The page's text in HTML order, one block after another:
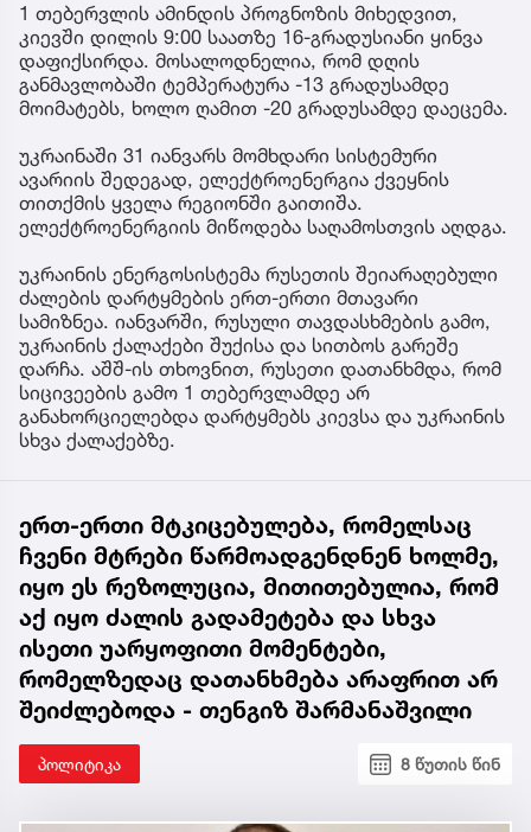
1 თებერვლის ამინდის პროგნოზის მიხედვით,
კიევში დილის 9:00 საათზე 16-გრადუსიანი ყინვა
დაფიქსირდა. მოსალოდნელია, რომ დღის
განმავლობაში ტემპერატურა -13 გრადუსამდე
მოიმატებს, ხოლო ღამით -20 გრადუსამდე დაეცემა.
უკრაინაში 31 იანვარს მომხდარი სისტემური
ავარიის შედეგად, ელექტროენერგია ქვეყნის
თითქმის ყველა რეგიონში გაითიშა.
ელექტროენერგიის მიწოდება საღამოსთვის აღდგა.
უკრაინის ენერგოსისტემა რუსეთის შეიარაღებული
ძალების დარტყმების ერთ-ერთი მთავარი
სამიზნეა. იანვარში, რუსული თავდასხმების გამო,
უკრაინის ქალაქები შუქისა და სითბოს გარეშე
დარჩა. აშშ-ის თხოვნით, რუსეთი დათანხმდა, რომ
სიცივეების გამო 1 თებერვლამდე არ
განახორციელებდა დარტყმებს კიევსა და უკრაინის
სხვა ქალაქებზე.
ერთ-ერთი მტკიცებულება, რომელსაც
ჩვენი მტრები წარმოადგენდნენ ხოლმე,
იყო ეს რეზოლუცია, მითითებულია, რომ
აქ იყო ძალის გადამეტება და სხვა
ისეთი უარყოფითი მომენტები,
რომელზედაც დათანხმება არაფრით არ
შეიძლებოდა - თენგიზ შარმანაშვილი
პოლიტიკა 8 წუთის წინ